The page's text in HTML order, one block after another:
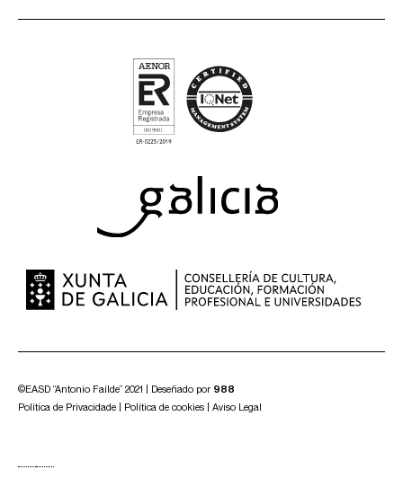
©EASD “Antonio Faílde” 2021 | Deseñado por 988
Política de Privacidade
Política de cookies Aviso Legal